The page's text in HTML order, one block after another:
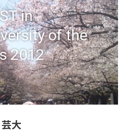
in
of the
2012
芸大